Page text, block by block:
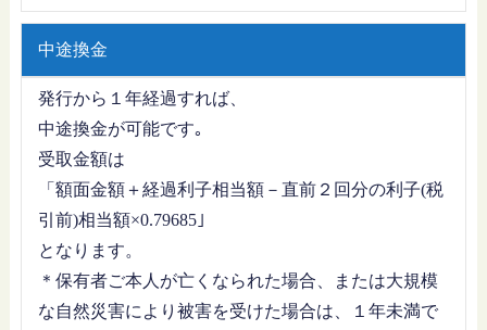
中途換金
発行から１年経過すれば、
中途換金が可能です｡
受取金額は
「額面金額＋経過利子相当額－直前２回分の利子(税
引前)相当額×0.79685｣
となります。
＊保有者ご本人が亡くなられた場合、または大規模
な自然災害により被害を受けた場合は、１年未満で